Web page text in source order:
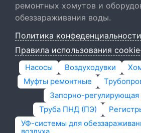
ремонтных хомутов и
обеззараживания воды.
Политика конфеденциальности
Правила использования
Насосы Воздуходувки
Муфты ремонтные
Запорно-регулирующая
Труба ПНД (ПЭ)
УФ-системы для